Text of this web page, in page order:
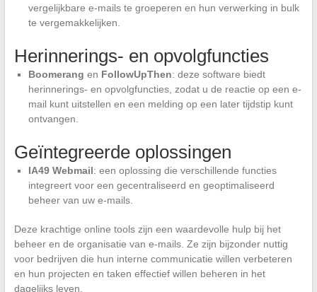
vergelijkbare e-mails te groeperen en hun verwerking in bulk
te vergemakkelijken.
Herinnerings- en opvolgfuncties
Boomerang en FollowUpThen: deze software biedt
herinnerings- en opvolgfuncties, zodat u de reactie op een e-
mail kunt uitstellen en een melding op een later tijdstip kunt
ontvangen.
Geïntegreerde oplossingen
IA49 Webmail: een oplossing die verschillende functies
integreert voor een gecentraliseerd en geoptimaliseerd
beheer van uw e-mails.
Deze krachtige online tools zijn een waardevolle hulp bij het
beheer en de organisatie van e-mails. Ze zijn bijzonder nuttig
voor bedrijven die hun interne communicatie willen verbeteren
en hun projecten en taken effectief willen beheren in het
dagelijks leven.